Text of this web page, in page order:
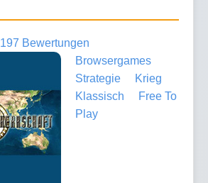
197 Bewertungen
Browsergames
Strategie
Krieg
Klassisch
Free To
Play